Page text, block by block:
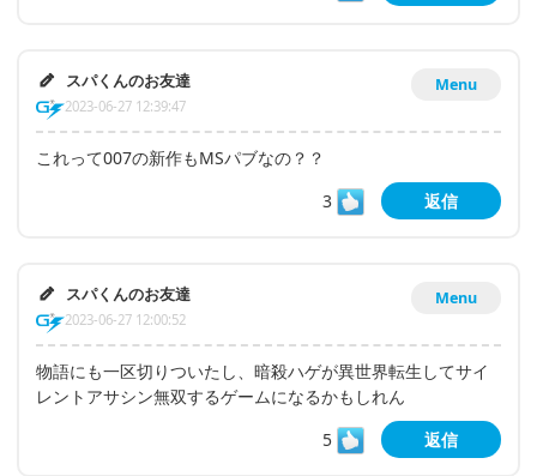
Menu
スパくんのお友達
2023-06-27 12:39:47
これって007の新作もMSパブなの？？
3
返信
Menu
スパくんのお友達
2023-06-27 12:00:52
物語にも一区切りついたし、暗殺ハゲが異世界転生してサイ
レントアサシン無双するゲームになるかもしれん
5
返信